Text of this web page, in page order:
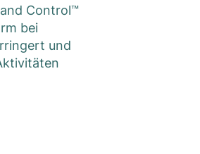
Control™
bei
und